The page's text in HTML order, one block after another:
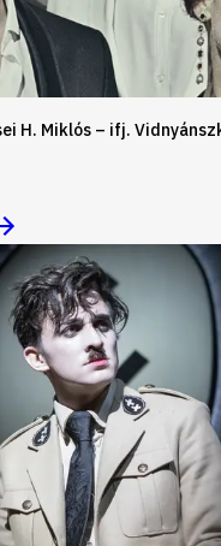
H. Miklós – ifj.